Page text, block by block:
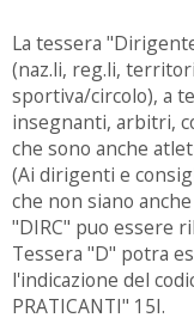
La tessera
(naz.li, reg.li,
sportiva/circolo), a
insegnanti, arbitri,
che sono anche
(Ai dirigenti e
che non siano
"DIRC" puo essere
Tessera "D" potra
l'indicazione del
PRATICANTI" 15I.